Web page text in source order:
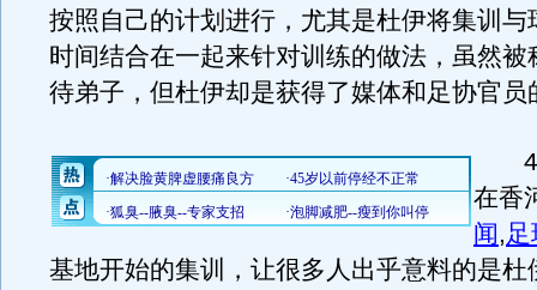
按照自己的计划进行，尤其是杜伊将集训与
时间结合在一起来针对训练的做法，虽然被
待弟子，但杜伊却是获得了媒体和足协官员
4
在香
闻,
基地开始的集训，让很多人出乎意料的是杜